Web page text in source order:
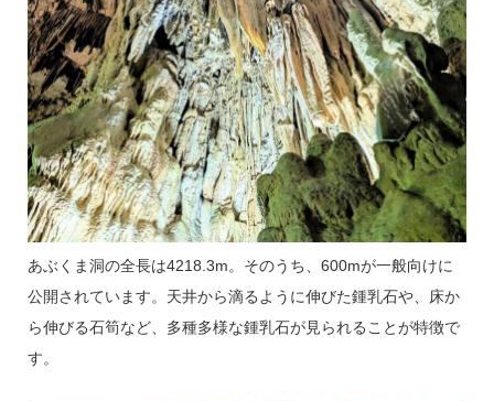
あぶくま洞の全長は4218.3m。そのうち、600mが一般向けに
公開されています。天井から滴るように伸びた鍾乳石や、床か
ら伸びる石筍など、多種多様な鍾乳石が見られることが特徴で
す。